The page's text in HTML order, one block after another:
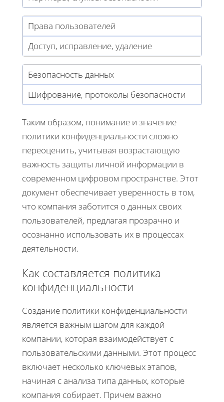
Права пользователей
Доступ, исправление, удаление
Безопасность данных
Шифрование, протоколы безопасности
Таким образом, понимание и значение
политики конфиденциальности сложно
переоценить, учитывая возрастающую
важность защиты личной информации в
современном цифровом пространстве. Этот
документ обеспечивает уверенность в том,
что компания заботится о данных своих
пользователей, предлагая прозрачно и
осознанно использовать их в процессах
деятельности.
Как составляется политика
конфиденциальности
Создание политики конфиденциальности
является важным шагом для каждой
компании, которая взаимодействует с
пользовательскими данными. Этот процесс
включает несколько ключевых этапов,
начиная с анализа типа данных, которые
компания собирает. Причем важно